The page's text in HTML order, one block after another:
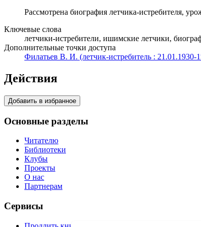
Рассмотрена биография летчика-истребителя,
Ключевые слова
летчики-истребители, ишимские летчики,
Дополнительные точки доступа
Филатьев В. И. (летчик-истребитель : 21.01.1930-
Действия
Добавить в избранное
Основные разделы
Читателю
Библиотеки
Клубы
Проекты
О нас
Партнерам
Сервисы